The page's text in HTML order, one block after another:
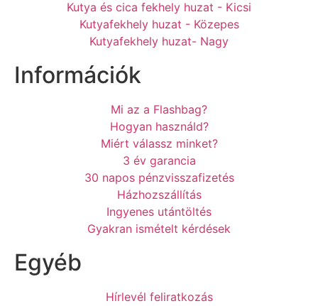
Kutya és cica fekhely huzat - Kicsi
Kutyafekhely huzat - Közepes
Kutyafekhely huzat- Nagy
Információk
Mi az a Flashbag?
Hogyan használd?
Miért válassz minket?
3 év garancia
30 napos pénzvisszafizetés
Házhozszállítás
Ingyenes utántöltés
Gyakran ismételt kérdések
Egyéb
Hírlevél feliratkozás